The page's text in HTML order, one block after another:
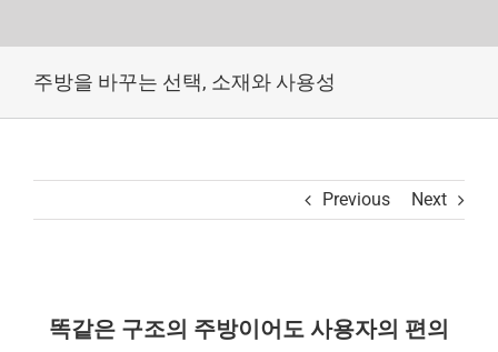
주방을 바꾸는 선택, 소재와 사용성
Previous Next
똑같은 구조의 주방이어도 사용자의 편의